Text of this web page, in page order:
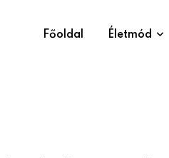
Főoldal Életmód